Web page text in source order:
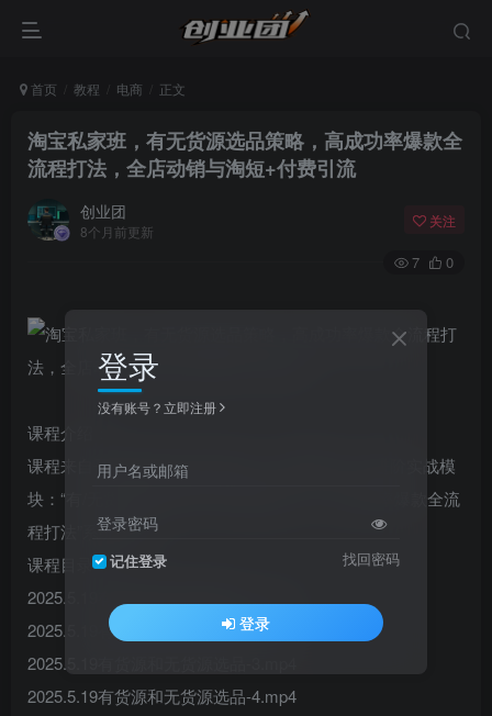
首页 教程 电商 正文
淘宝私家班，有无货源选品策略，高成功率爆款全
流程打法，全店动销与淘短+付费引流
创业团
8个月前更新
关注
7 0
课程介绍：
课程来自子鹏老师的淘宝私家班。课程聚焦三大进阶实战模
块：“有/无货源选品策略”打通爆款源头；“高成功率爆款全流
程打法”系统解析
课程目录：
2025.5.19有货源和无货源选品-1.mp4
2025.5.19有货源和无货源选品-2.mp4
2025.5.19有货源和无货源选品-3.mp4
2025.5.19有货源和无货源选品-4.mp4
登录
没有账号？立即注册
用户名或邮箱
登录密码
记住登录 找回密码
登录